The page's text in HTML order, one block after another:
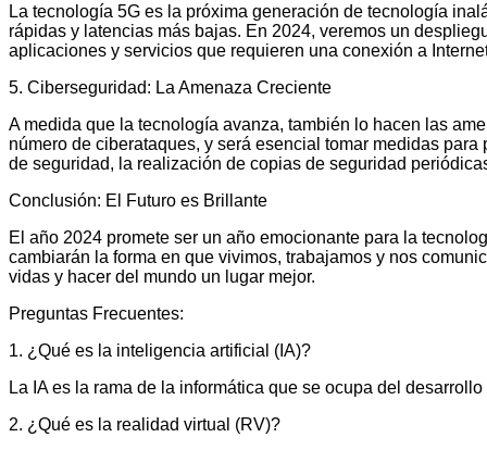
La tecnología 5G es la próxima generación de tecnología
rápidas y latencias más bajas. En 2024, veremos un
aplicaciones y servicios que requieren una conexión a
5. Ciberseguridad: La Amenaza Creciente
A medida que la tecnología avanza, también lo hacen las
número de ciberataques, y será esencial tomar medidas
de seguridad, la realización de copias de seguridad
Conclusión: El Futuro es Brillante
El año 2024 promete ser un año emocionante para la
cambiarán la forma en que vivimos, trabajamos y nos
vidas y hacer del mundo un lugar mejor.
Preguntas Frecuentes:
1. ¿Qué es la inteligencia artificial (IA)?
La IA es la rama de la informática que se ocupa del
2. ¿Qué es la realidad virtual (RV)?